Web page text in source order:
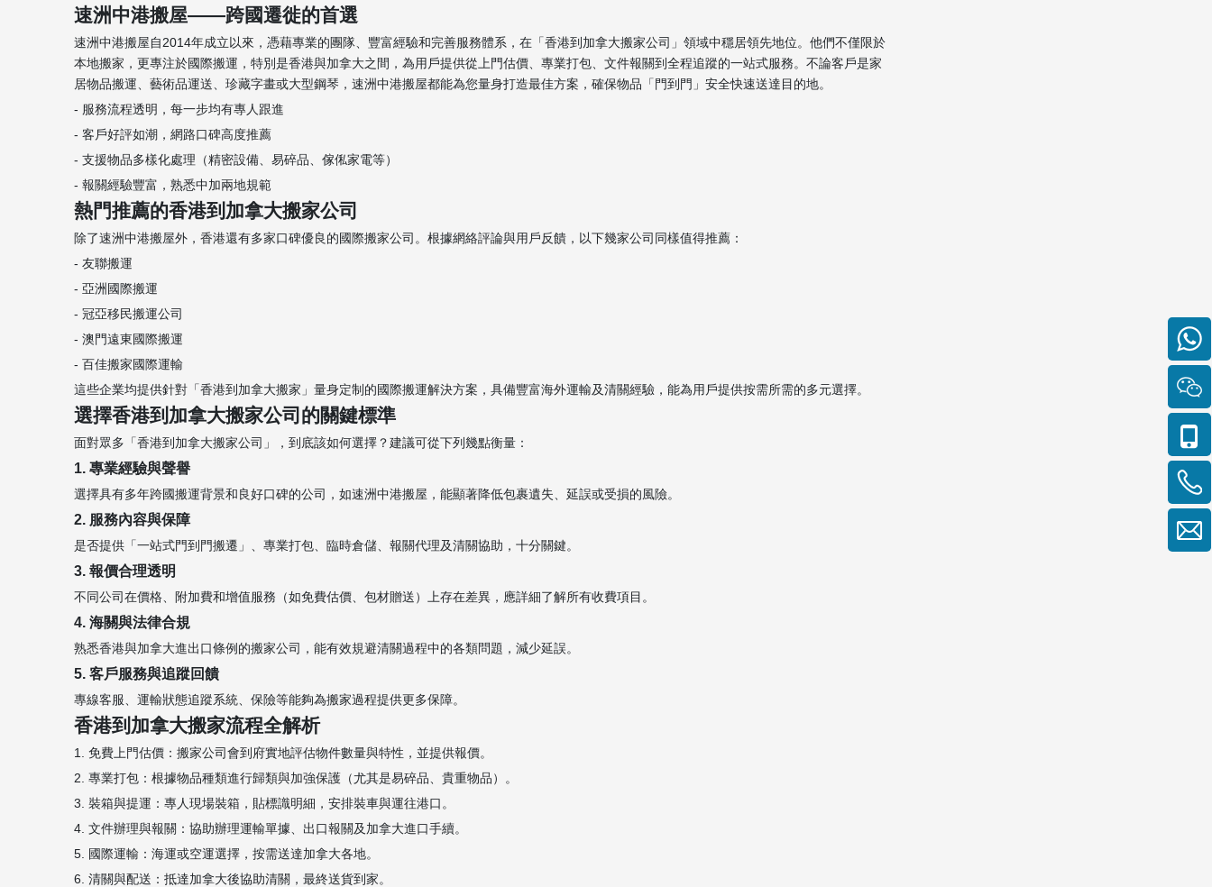
速洲中港搬屋——跨國遷徙的首選
速洲中港搬屋自2014年成立以來，憑藉專業的團隊、豐富經驗和完善服務體系，在「香港到加拿大搬家公司」領域中穩居領先地位。他們不僅限於
本地搬家，更專注於國際搬運，特別是香港與加拿大之間，為用戶提供從上門估價、專業打包、文件報關到全程追蹤的一站式服務。不論客戶是家
居物品搬運、藝術品運送、珍藏字畫或大型鋼琴，速洲中港搬屋都能為您量身打造最佳方案，確保物品「門到門」安全快速送達目的地。
- 服務流程透明，每一步均有專人跟進
- 客戶好評如潮，網路口碑高度推薦
- 支援物品多樣化處理（精密設備、易碎品、傢俬家電等）
- 報關經驗豐富，熟悉中加兩地規範
熱門推薦的香港到加拿大搬家公司
除了速洲中港搬屋外，香港還有多家口碑優良的國際搬家公司。根據網絡評論與用戶反饋，以下幾家公司同樣值得推薦：
- 友聯搬運
- 亞洲國際搬運
- 冠亞移民搬運公司
- 澳門遠東國際搬運
- 百佳搬家國際運輸
這些企業均提供針對「香港到加拿大搬家」量身定制的國際搬運解決方案，具備豐富海外運輸及清關經驗，能為用戶提供按需所需的多元選擇。
選擇香港到加拿大搬家公司的關鍵標準
面對眾多「香港到加拿大搬家公司」，到底該如何選擇？建議可從下列幾點衡量：
1. 專業經驗與聲譽
選擇具有多年跨國搬運背景和良好口碑的公司，如速洲中港搬屋，能顯著降低包裹遺失、延誤或受損的風險。
2. 服務內容與保障
是否提供「一站式門到門搬遷」、專業打包、臨時倉儲、報關代理及清關協助，十分關鍵。
3. 報價合理透明
不同公司在價格、附加費和增值服務（如免費估價、包材贈送）上存在差異，應詳細了解所有收費項目。
4. 海關與法律合規
熟悉香港與加拿大進出口條例的搬家公司，能有效規避清關過程中的各類問題，減少延誤。
5. 客戶服務與追蹤回饋
專線客服、運輸狀態追蹤系統、保險等能夠為搬家過程提供更多保障。
香港到加拿大搬家流程全解析
1. 免費上門估價：搬家公司會到府實地評估物件數量與特性，並提供報價。
2. 專業打包：根據物品種類進行歸類與加強保護（尤其是易碎品、貴重物品）。
3. 裝箱與提運：專人現場裝箱，貼標識明細，安排裝車與運往港口。
4. 文件辦理與報關：協助辦理運輸單據、出口報關及加拿大進口手續。
5. 國際運輸：海運或空運選擇，按需送達加拿大各地。
6. 清關與配送：抵達加拿大後協助清關，最終送貨到家。